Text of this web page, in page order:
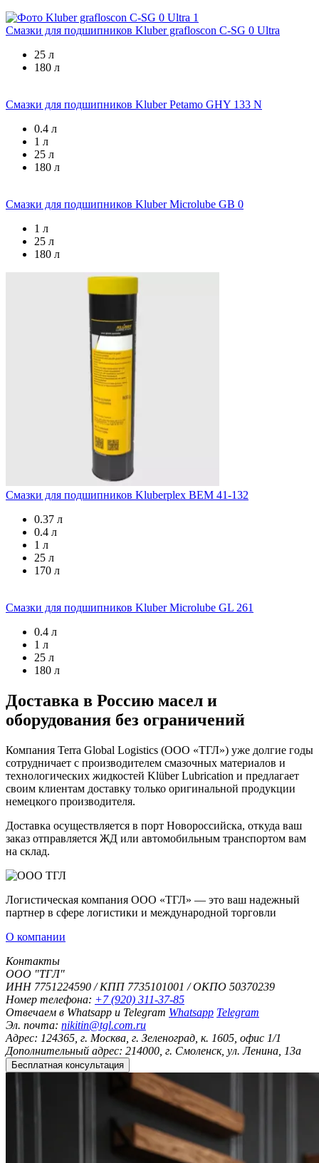
Смазки для подшипников Kluber grafloscon C-SG 0 Ultra
25 л
180 л
Смазки для подшипников Kluber Petamo GHY 133 N
0.4 л
1 л
25 л
180 л
Смазки для подшипников Kluber Microlube GB 0
1 л
25 л
180 л
Смазки для подшипников Kluberplex BEM 41-132
0.37 л
0.4 л
1 л
25 л
170 л
Смазки для подшипников Kluber Microlube GL 261
0.4 л
1 л
25 л
180 л
Доставка в Россию масел и
оборудования без ограничений
Компания Terra Global Logistics (ООО «ТГЛ») уже долгие годы
сотрудничает с производителем смазочных материалов и
технологических жидкостей Klüber Lubrication и предлагает
своим клиентам доставку только оригинальной продукции
немецкого производителя.
Доставка осуществляется в порт Новороссийска, откуда ваш
заказ отправляется ЖД или автомобильным транспортом вам
на склад.
Логистическая компания ООО «ТГЛ» — это ваш надежный
партнер в сфере логистики и международной торговли
О компании
Контакты
ООО "ТГЛ"
ИНН 7751224590 / КПП 7735101001 / ОКПО 50370239
Номер телефона: +7 (920) 311-37-85
Отвечаем в Whatsapp и Telegram Whatsapp Telegram
Эл. почта: nikitin@tgl.com.ru
Адрес: 124365, г. Москва, г. Зеленоград, к. 1605, офис 1/1
Дополнительный адрес: 214000, г. Смоленск, ул. Ленина, 13а